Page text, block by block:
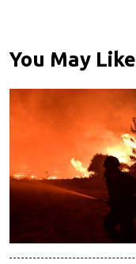
You May Like